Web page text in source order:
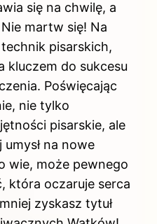
się na chwilę, a
martw się! Na
pisarskich,
kluczem do sukcesu
Poświęcając
nie tylko
pisarskie, ale
na nowe
wie, może pewnego
która oczaruje serca
zyskasz tytuł